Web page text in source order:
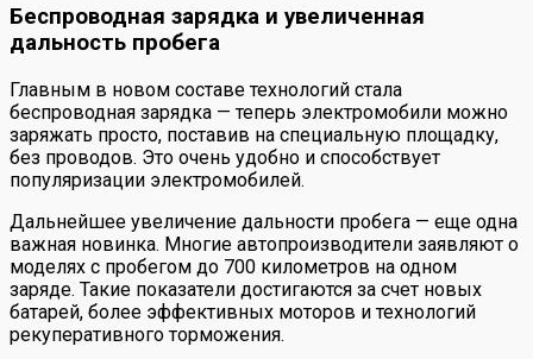
Беспроводная зарядка и увеличенная
дальность пробега
Главным в новом составе технологий стала
беспроводная зарядка — теперь электромобили можно
заряжать просто, поставив на специальную площадку,
без проводов. Это очень удобно и способствует
популяризации электромобилей.
Дальнейшее увеличение дальности пробега — еще одна
важная новинка. Многие автопроизводители заявляют о
моделях с пробегом до 700 километров на одном
заряде. Такие показатели достигаются за счет новых
батарей, более эффективных моторов и технологий
рекуперативного торможения.